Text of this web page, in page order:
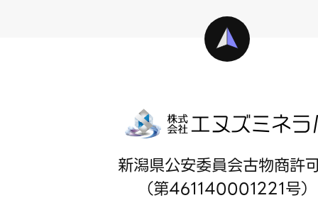
新潟県公安委員会古物商許
（第461140001221号）